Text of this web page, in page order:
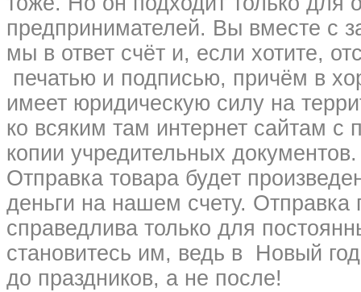
предпринимателей. Вы вместе с
мы в ответ счёт и, если хотите,
печатью и подписью, причём в
имеет юридическую силу на
ко всяким там интернет сайтам
копии учредительных
Отправка товара будет
деньги на нашем счету.
справедлива только для
становитесь им, ведь в Новый
до праздников, а не после!